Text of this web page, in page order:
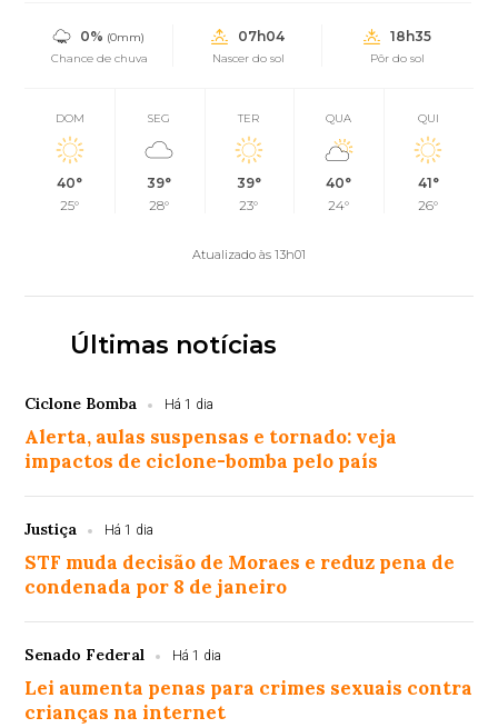
0% (0mm)
Chance de chuva
07h04
Nascer do sol
18h35
Pôr do sol
DOM
40°
25°
SEG
39°
28°
TER
39°
23°
QUA
40°
24°
QUI
41°
26°
Atualizado às 13h01
Últimas notícias
Ciclone Bomba Há 1 dia
Alerta, aulas suspensas e tornado: veja
impactos de ciclone-bomba pelo país
Justiça Há 1 dia
STF muda decisão de Moraes e reduz pena de
condenada por 8 de janeiro
Senado Federal Há 1 dia
Lei aumenta penas para crimes sexuais contra
crianças na internet